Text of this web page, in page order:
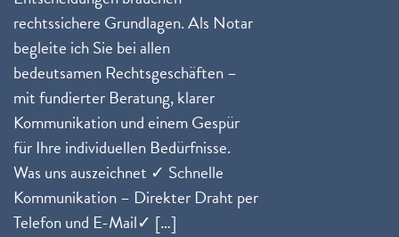
rechtssichere Grundlagen. Als Notar
begleite ich Sie bei allen
bedeutsamen Rechtsgeschäften –
mit fundierter Beratung, klarer
Kommunikation und einem Gespür
für Ihre individuellen Bedürfnisse.
Was uns auszeichnet ✓ Schnelle
Kommunikation – Direkter Draht per
Telefon und E-Mail✓ […]